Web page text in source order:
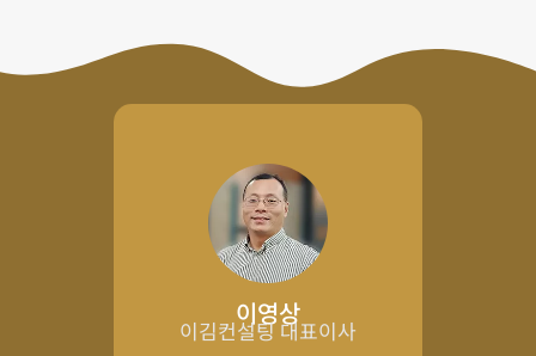
이영상
이김컨설팅 대표이사